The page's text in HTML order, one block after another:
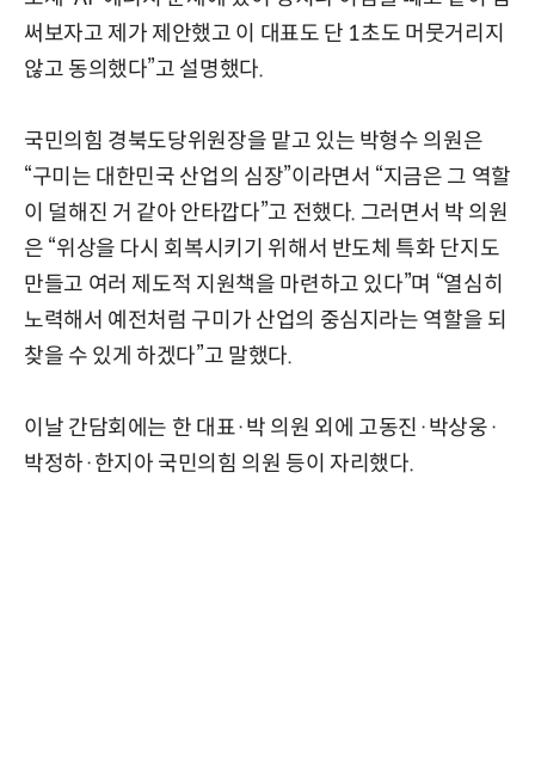
써보자고 제가 제안했고 이 대표도 단 1초도 머뭇거리지
않고 동의했다”고 설명했다.
국민의힘 경북도당위원장을 맡고 있는 박형수 의원은
“구미는 대한민국 산업의 심장”이라면서 “지금은 그 역할
이 덜해진 거 같아 안타깝다”고 전했다. 그러면서 박 의원
은 “위상을 다시 회복시키기 위해서 반도체 특화 단지도
만들고 여러 제도적 지원책을 마련하고 있다”며 “열심히
노력해서 예전처럼 구미가 산업의 중심지라는 역할을 되
찾을 수 있게 하겠다”고 말했다.
이날 간담회에는 한 대표·박 의원 외에 고동진·박상웅·
박정하·한지아 국민의힘 의원 등이 자리했다.